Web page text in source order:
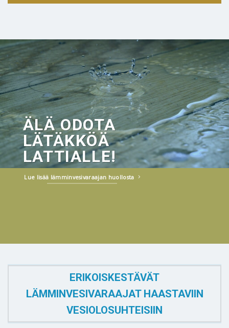
ÄLÄ ODOTA
LÄTÄKKÖÄ
LATTIALLE!
Lue lisää lämminvesivaraajan huollosta
ERIKOISKESTÄVÄT
LÄMMINVESIVARAAJAT HAASTAVIIN
VESIOLOSUHTEISIIN